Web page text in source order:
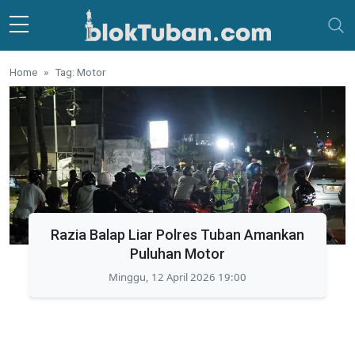
Skip to main content
Home Tag: Motor
Razia Balap Liar Polres Tuban Amankan
Puluhan Motor
Minggu, 12 April 2026 19:00